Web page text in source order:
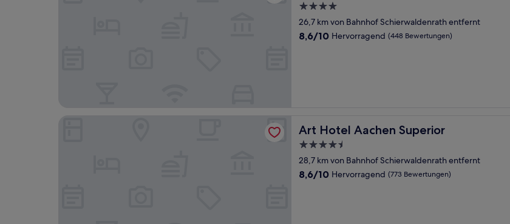
4.0-
Sterne-
Unterkunft
26,7 km von Bahnhof Schierwaldenrath entfernt
8.6
8,6/10 Hervorragend (448 Bewertungen)
Art Hotel Aachen Superior
Art Hotel Aachen Superior
4.5-
Sterne-
Unterkunft
28,7 km von Bahnhof Schierwaldenrath entfernt
8.6
8,6/10 Hervorragend (773 Bewertungen)